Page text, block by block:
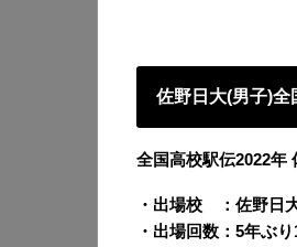
佐野日大(男子)
全国高校駅伝2022年
・出場校 ：佐野日
・出場回数：5年ぶり